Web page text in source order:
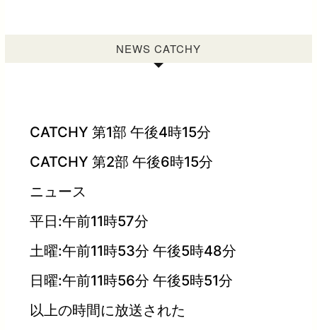
NEWS CATCHY
CATCHY 第1部 午後4時15分
CATCHY 第2部 午後6時15分
ニュース
平日:午前11時57分
土曜:午前11時53分 午後5時48分
日曜:午前11時56分 午後5時51分
以上の時間に放送された